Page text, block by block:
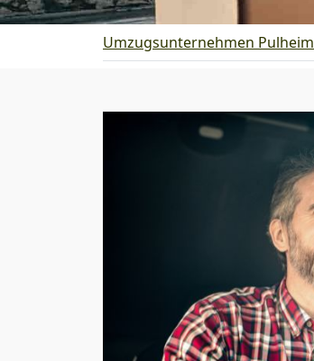
Umzugsunternehmen Pulheim